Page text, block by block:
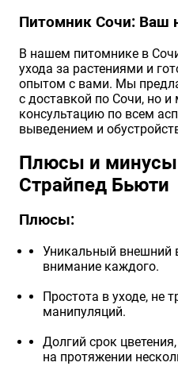
Питомник Сочи:
В нашем питомнике в
ухода за растениями и
опытом с вами. Мы
с доставкой по Сочи, но
консультацию по всем
выведением и
Плюсы и минусы
Страйпед Бьюти
Плюсы:
Уникальный внешний
внимание каждого.
Простота в уходе, не
манипуляций.
Долгий срок
на протяжении